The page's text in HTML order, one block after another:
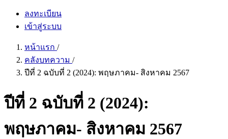
ลงทะเบียน
เข้าสู่ระบบ
หน้าแรก /
คลังบทความ /
ปีที่ 2 ฉบับที่ 2 (2024): พฤษภาคม- สิงหาคม 2567
ปีที่ 2 ฉบับที่ 2 (2024):
พฤษภาคม- สิงหาคม 2567